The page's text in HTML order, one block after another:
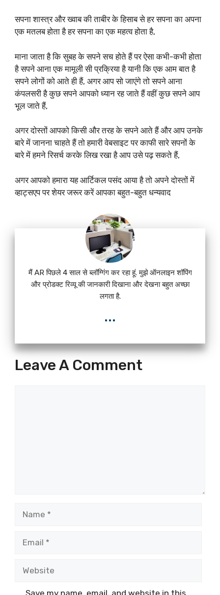
सपना शास्त्र और ख्वाब की ताबीर के हिसाब से हर सपना का अपना
एक मतलब होता है हर सपना का एक महत्व होता है,
माना जाता है कि सुबह के सपने सच होते हैं पर ऐसा कभी-कभी होता
है सपने आना एक मामूली सी प्रक्रिया है यानी कि एक आम बात है
सपने लोगों को आते ही हैं, अगर आप सो जाएंगे तो सपने आना
कंपलसरी है कुछ सपने आपको ध्यान रह जाते हैं वहीं कुछ सपने आप
भूल जाते हैं,
अगर दोस्तों आपको किसी और तरह के सपने आते हैं और आप उनके
बारे में जानना चाहते हैं तो हमारी वेबसाइट पर काफी सारे सपनों के
बारे में हमने रिसर्च करके लिख रखा है आप उसे पढ़ सकते हैं,
अगर आपको हमारा यह आर्टिकल पसंद आया है तो अपने दोस्तों में
व्हाट्सएप पर शेयर जरूर करें आपका बहुत-बहुत धन्यवाद
मैं AR पिछले 4 साल से ब्लॉग्गिंग कर रहा हूं. मुझे ऑनलाइन शॉपिंग
और प्रोडक्ट रिव्यू की जानकारी दिखाना और देखना बहुत अच्छा
लगता है.
...
Leave A Comment
Save my name, email, and website in this